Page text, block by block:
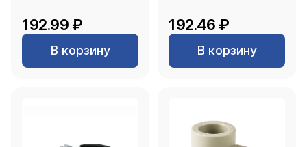
192.99 ₽
В корзину
192.46 ₽
В корзину